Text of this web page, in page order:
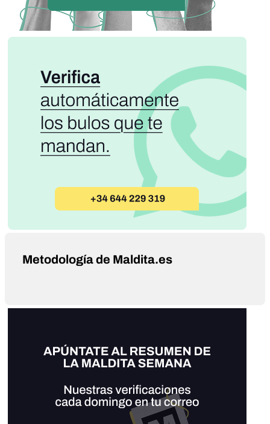
Metodología de Maldita.es